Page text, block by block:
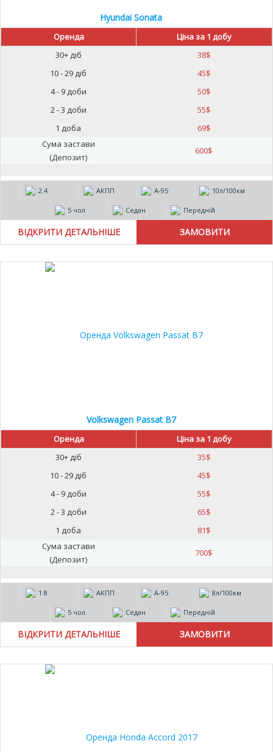
Hyundai Sonata
Оренда
Ціна за 1 добу
30+ діб
38$
10 - 29 діб
45$
4 - 9 доби
50$
2 - 3 доби
55$
1 доба
69$
Сума застави
(Депозит)
600$
2.4 АКПП А-95 10л/100км
5 чол Седан Передній
ВІДКРИТИ ДЕТАЛЬНІШЕ
Volkswagen Passat B7
Оренда
Ціна за 1 добу
30+ діб
35$
10 - 29 діб
45$
4 - 9 доби
55$
2 - 3 доби
65$
1 доба
81$
Сума застави
(Депозит)
700$
1.8 АКПП А-95 8л/100км
5 чол Седан Передній
ВІДКРИТИ ДЕТАЛЬНІШЕ